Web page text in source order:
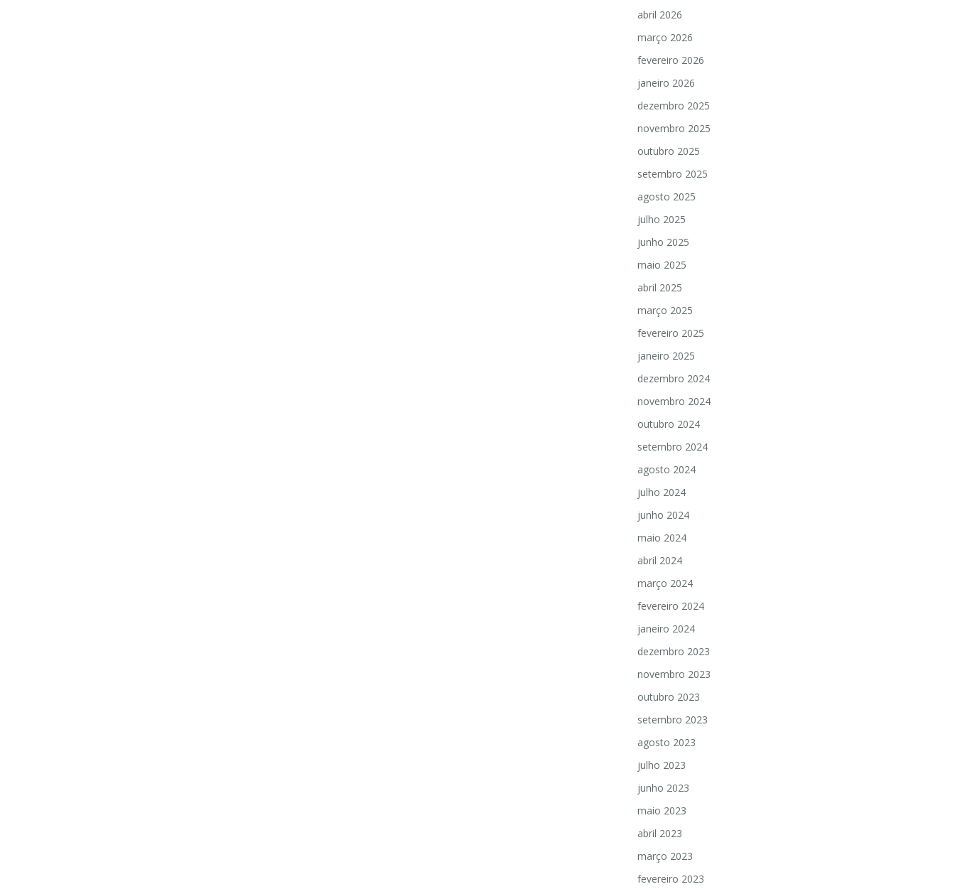
abril 2026
março 2026
fevereiro 2026
janeiro 2026
dezembro 2025
novembro 2025
outubro 2025
setembro 2025
agosto 2025
julho 2025
junho 2025
maio 2025
abril 2025
março 2025
fevereiro 2025
janeiro 2025
dezembro 2024
novembro 2024
outubro 2024
setembro 2024
agosto 2024
julho 2024
junho 2024
maio 2024
abril 2024
março 2024
fevereiro 2024
janeiro 2024
dezembro 2023
novembro 2023
outubro 2023
setembro 2023
agosto 2023
julho 2023
junho 2023
maio 2023
abril 2023
março 2023
fevereiro 2023